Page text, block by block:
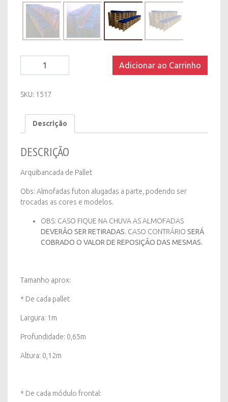
quantity
Adicionar ao Carrinho
SKU: 1517
Descrição
DESCRIÇÃO
Arquibancada de Pallet
Obs: Almofadas futon alugadas a parte, podendo ser
trocadas as cores e modelos.
OBS: CASO FIQUE NA CHUVA AS ALMOFADAS
DEVERÃO SER RETIRADAS. CASO CONTRÁRIO SERÁ
COBRADO O VALOR DE REPOSIÇÃO DAS MESMAS.
Tamanho aprox:
* De cada pallet
Largura: 1m
Profundidade: 0,65m
Altura: 0,12m
* De cada módulo frontal: